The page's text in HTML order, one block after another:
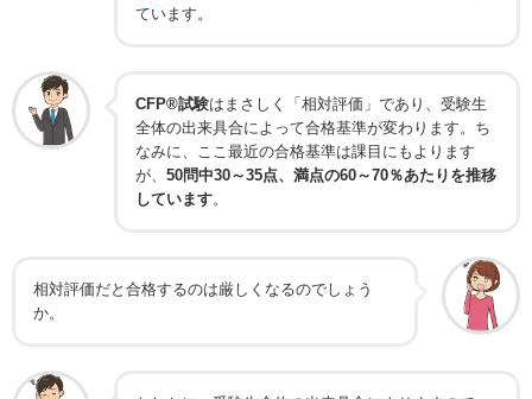
ています。
CFP®試験はまさしく 「相対評価」 であり、受験生
全体の出来具合によって合格基準が変わります。ち
なみに、ここ最近の合格基準は課目にもよります
が、 50問中30～35点、満点の60～70％あたりを推移
しています。
相対評価だと合格するのは厳しくなるのでしょう
か。